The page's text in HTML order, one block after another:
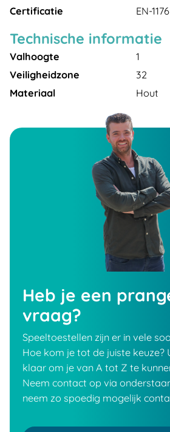
Certificatie
EN-1176
Technische informatie
Valhoogte
1
Veiligheidzone
32
Materiaal
Hout
Heb je een
vraag?
Speeltoestellen zijn er in vele
Hoe kom je tot de juiste keuze?
klaar om je van A tot Z te
Neem contact op via
neem zo spoedig mogelijk